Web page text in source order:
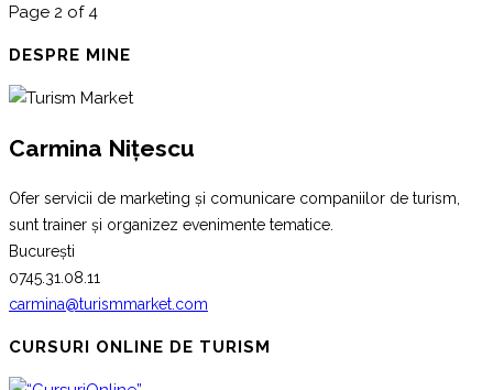
Page 2 of 4
DESPRE MINE
Carmina Nițescu
Ofer servicii de marketing și comunicare companiilor de turism,
sunt trainer și organizez evenimente tematice.
București
0745.31.08.11
carmina@turismmarket.com
CURSURI ONLINE DE TURISM